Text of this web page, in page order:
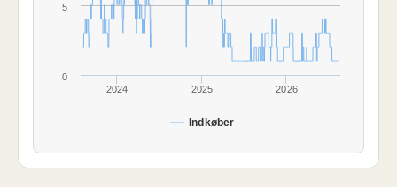
Indkøber
2024 2025 2026
0
5